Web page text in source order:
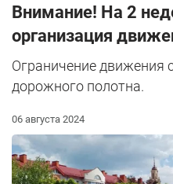
Внимание! На 2
организация
Ограничение движения
дорожного полотна.
06 августа 2024